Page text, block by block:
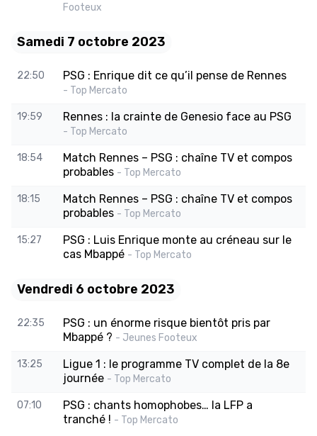
Footeux
Samedi 7 octobre 2023
22:50 PSG : Enrique dit ce qu’il pense de Rennes
- Top Mercato
19:59 Rennes : la crainte de Genesio face au PSG
- Top Mercato
18:54
Match Rennes – PSG : chaîne TV et compos
probables - Top Mercato
18:15
Match Rennes – PSG : chaîne TV et compos
probables - Top Mercato
15:27
PSG : Luis Enrique monte au créneau sur le
cas Mbappé - Top Mercato
Vendredi 6 octobre 2023
22:35
PSG : un énorme risque bientôt pris par
Mbappé ? - Jeunes Footeux
13:25
Ligue 1 : le programme TV complet de la 8e
journée - Top Mercato
07:10
PSG : chants homophobes… la LFP a
tranché ! - Top Mercato